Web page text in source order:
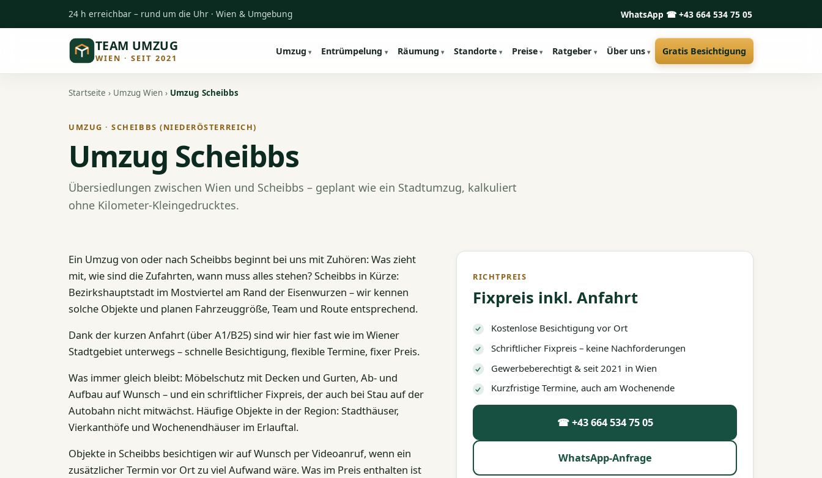
24 h erreichbar – rund um die Uhr · Wien & Umgebung WhatsApp ☎ +43 664 534 75 05
TEAM UMZUG
WIEN · SEIT 2021
Umzug Entrümpelung Räumung Standorte Preise Ratgeber Über uns Gratis Besichtigung
Startseite › Umzug Wien › Umzug Scheibbs
UMZUG · SCHEIBBS (NIEDERÖSTERREICH)
Umzug Scheibbs
Übersiedlungen zwischen Wien und Scheibbs – geplant wie ein Stadtumzug, kalkuliert
ohne Kilometer-Kleingedrucktes.
Ein Umzug von oder nach Scheibbs beginnt bei uns mit Zuhören: Was zieht
mit, wie sind die Zufahrten, wann muss alles stehen? Scheibbs in Kürze:
Bezirkshauptstadt im Mostviertel am Rand der Eisenwurzen – wir kennen
solche Objekte und planen Fahrzeuggröße, Team und Route entsprechend.
Dank der kurzen Anfahrt (über A1/B25) sind wir hier fast wie im Wiener
Stadtgebiet unterwegs – schnelle Besichtigung, flexible Termine, fixer Preis.
Was immer gleich bleibt: Möbelschutz mit Decken und Gurten, Ab- und
Aufbau auf Wunsch – und ein schriftlicher Fixpreis, der auch bei Stau auf der
Autobahn nicht mitwächst. Häufige Objekte in der Region: Stadthäuser,
Vierkanthöfe und Wochenendhäuser im Erlauftal.
Objekte in Scheibbs besichtigen wir auf Wunsch per Videoanruf, wenn ein
zusätzlicher Termin vor Ort zu viel Aufwand wäre. Was im Preis enthalten ist
RICHTPREIS
Fixpreis inkl. Anfahrt
Kostenlose Besichtigung vor Ort
Schriftlicher Fixpreis – keine Nachforderungen
Gewerbeberechtigt & seit 2021 in Wien
Kurzfristige Termine, auch am Wochenende
☎ +43 664 534 75 05
WhatsApp-Anfrage